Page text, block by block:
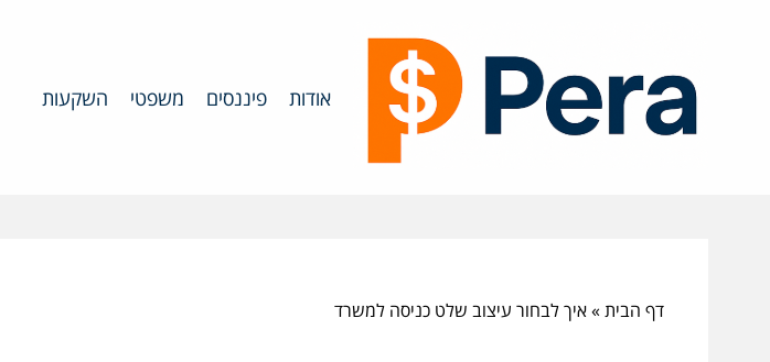
אודות פיננסים משפטי השקעות
דף הבית»איך לבחור עיצוב שלט כניסה למשרד